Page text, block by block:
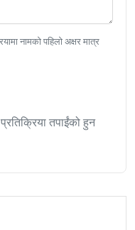
नामको पहिलो अक्षर मात्र
तपाईंको हुन